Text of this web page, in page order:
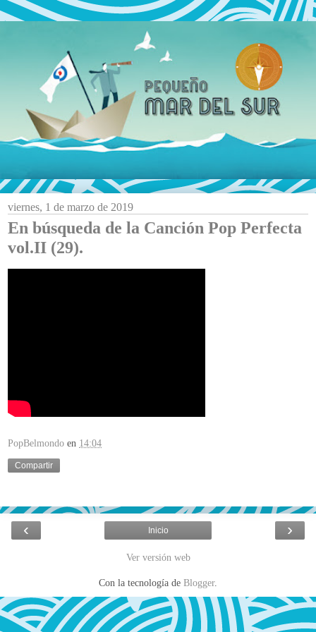
viernes, 1 de marzo de 2019
En búsqueda de la Canción Pop Perfecta
vol.II (29).
PopBelmondo en 14:04
Compartir
‹ ›
Inicio
Ver versión web
Con la tecnología de Blogger.